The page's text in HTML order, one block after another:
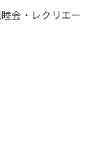
会・レクリエー